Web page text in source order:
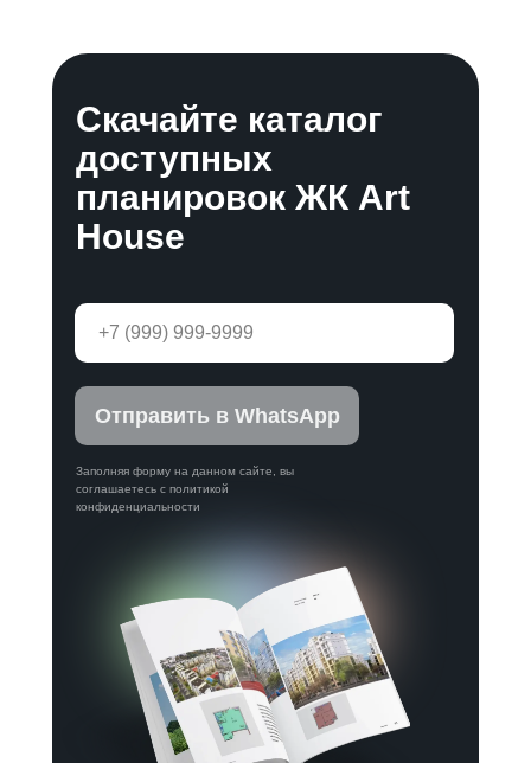
Скачайте каталог
доступных
планировок ЖК Art
House
Заполняя форму на данном сайте, вы
соглашаетесь с политикой
конфиденциальности
Отправить в WhatsApp